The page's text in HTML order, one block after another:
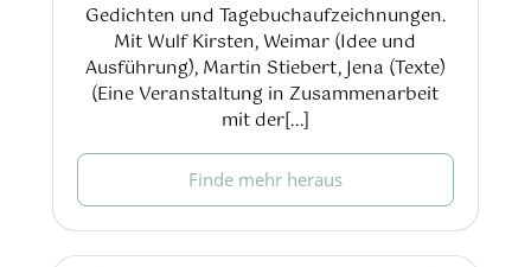
Gedichten und Tagebuchaufzeichnungen.
Mit Wulf Kirsten, Weimar (Idee und
Ausführung), Martin Stiebert, Jena (Texte)
(Eine Veranstaltung in Zusammenarbeit
mit der[...]
Finde mehr heraus